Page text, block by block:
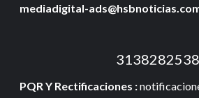
mediadigital-
PQR Y Rectificaciones :